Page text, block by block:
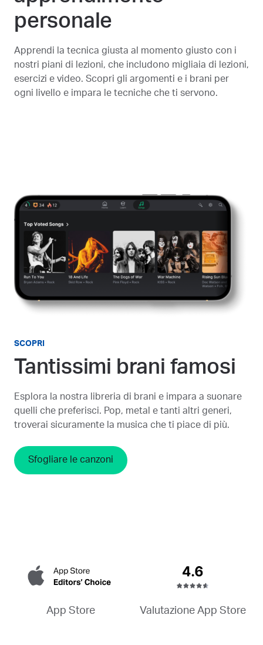
personale
Apprendi la tecnica giusta al momento giusto con i
nostri piani di lezioni, che includono migliaia di lezioni,
esercizi e video. Scopri gli argomenti e i brani per
ogni livello e impara le tecniche che ti servono.
SCOPRI
Tantissimi brani famosi
Esplora la nostra libreria di brani e impara a suonare
quelli che preferisci. Pop, metal e tanti altri generi,
troverai sicuramente la musica che ti piace di più.
Sfogliare le canzoni
App Store Valutazione App Store